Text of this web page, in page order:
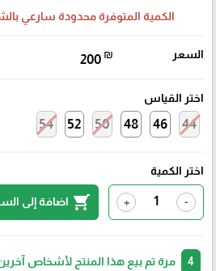
الكمية المتوفرة محدودة سارعي
السعر 200 ₪
اختر القياس
44
46
48
50
52
54
اختر الكمية
-
+
shopping_cart اضافة إلى
مرة تم بيع هذا المنتج لأشخاص